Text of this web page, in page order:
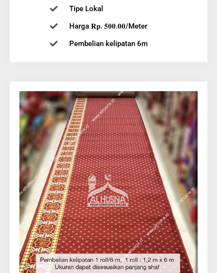
Harga 𝐑𝐩. 𝟓𝟎𝟎.𝟎𝟎/Meter
Pembelian kelipatan 6m